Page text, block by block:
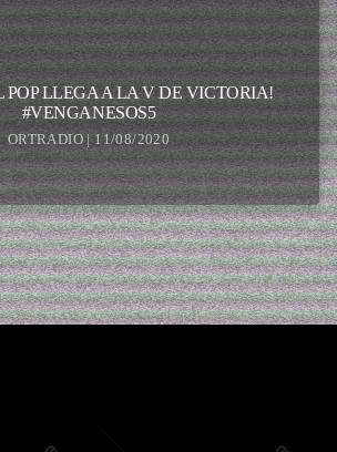
POP LLEGA A LA V DE VICTORIA!
#VENGANESOS5
ORTRADIO | 11/08/2020